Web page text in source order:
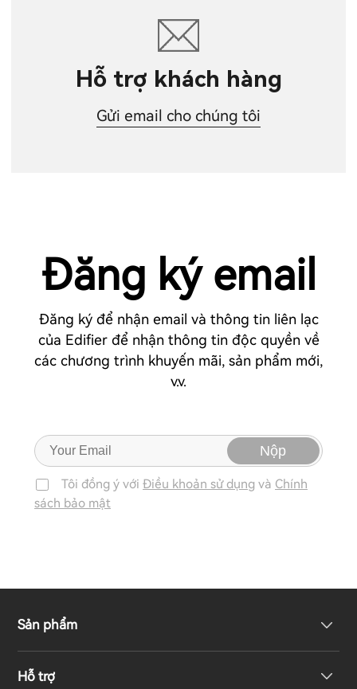
Hỗ trợ khách hàng
Gửi email cho chúng tôi
Đăng ký email
Đăng ký để nhận email và thông tin liên lạc
của Edifier để nhận thông tin độc quyền về
các chương trình khuyến mãi, sản phẩm mới,
v.v.
Nộp
Tôi đồng ý với Điều khoản sử dụng và Chính
sách bảo mật
Sản phẩm
Hỗ trợ